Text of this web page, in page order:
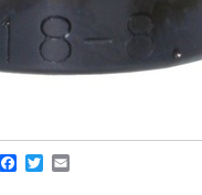
Facebook
Twitter
Email